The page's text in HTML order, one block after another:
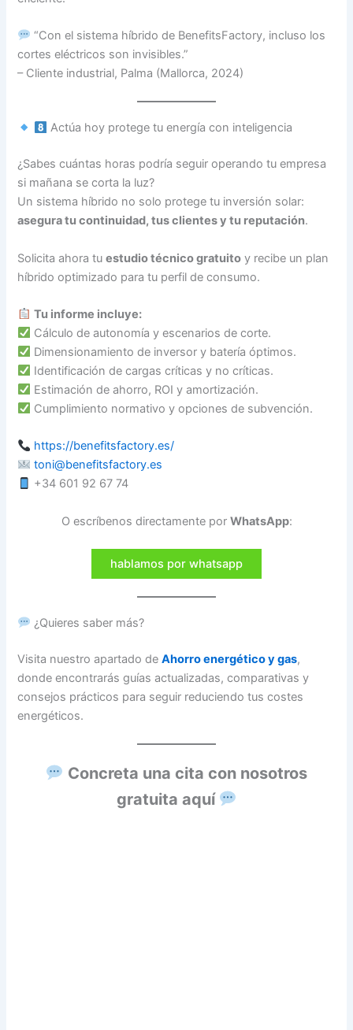
“Con el sistema híbrido de BenefitsFactory, incluso los
cortes eléctricos son invisibles.”
– Cliente industrial, Palma (Mallorca, 2024)
Actúa hoy protege tu energía con inteligencia
¿Sabes cuántas horas podría seguir operando tu empresa
si mañana se corta la luz?
Un sistema híbrido no solo protege tu inversión solar:
asegura tu continuidad, tus clientes y tu reputación.
Solicita ahora tuestudio técnico gratuito y recibe un plan
híbrido optimizado para tu perfil de consumo.
Tu informe incluye:
Cálculo de autonomía y escenarios de corte.
Dimensionamiento de inversor y batería óptimos.
Identificación de cargas críticas y no críticas.
Estimación de ahorro, ROI y amortización.
Cumplimiento normativo y opciones de subvención.
https://benefitsfactory.es/
toni@benefitsfactory.es
+34 601 92 67 74
O escríbenos directamente por WhatsApp:
hablamos por whatsapp
¿Quieres saber más?
Visita nuestro apartado deAhorro energético y gas,
donde encontrarás guías actualizadas, comparativas y
consejos prácticos para seguir reduciendo tus costes
energéticos.
Concreta una cita con nosotros
gratuita aquí